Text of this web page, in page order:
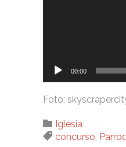
00:00
Foto:
 Category
Iglesia
 Tags
concurso